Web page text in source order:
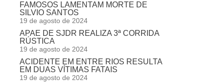
FAMOSOS LAMENTAM MORTE DE
SILVIO SANTOS
19 de agosto de 2024
APAE DE SJDR REALIZA 3ª CORRIDA
RÚSTICA
19 de agosto de 2024
ACIDENTE EM ENTRE RIOS RESULTA
EM DUAS VÍTIMAS FATAIS
19 de agosto de 2024